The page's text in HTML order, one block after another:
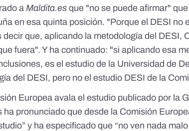
a Maldita.esque "no se puede afirmar"
en esa quinta posición. "Porque el DESI no
decir que, aplicando la metodología del DESI,
fuera". Y ha continuado: "si aplicando esa
es el estudio de la Universidad de
del DESI, pero no el estudio DESI de la
Europea avala el estudio publicado por la
pronunciado que desde la Comisión
y ha especificado que “no ven nada